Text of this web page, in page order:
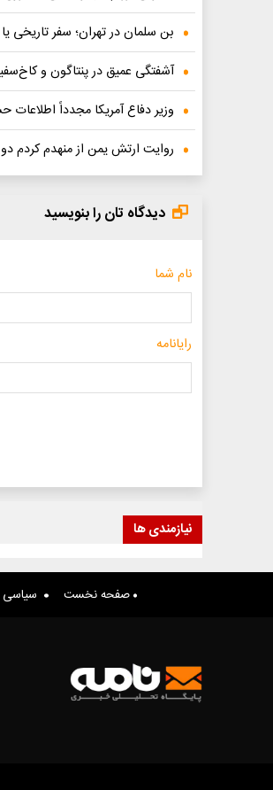
بن سلمان در تهران؛ سفر تاریخی
آشفتگی عمیق در پنتاگون و
وزیر دفاع آمریکا مجدداً
روایت ارتش یمن از منهدم کردم دو
دیدگاه تان را بنویسید
نام شما
رایانامه
نیازمندی ها
صفحه نخست سیاسی